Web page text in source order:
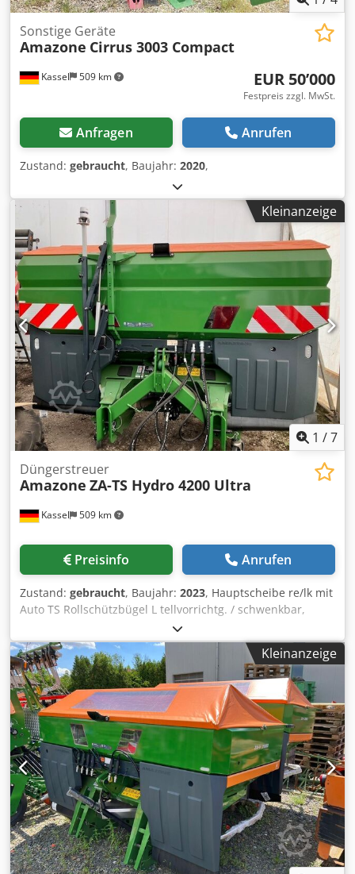
Kassel 509 km
Sonstige Geräte
Amazone Cirrus 3003 Compact
EUR 50’000
Festpreis zzgl. MwSt.
Anfragen Anrufen
Zustand: gebraucht, Baujahr: 2020,
Kleinanzeige
1 /7
Kassel 509 km
Düngerstreuer
Amazone ZA-TS Hydro 4200 Ultra
Preisinfo Anrufen
Zustand: gebraucht, Baujahr: 2023, Hauptscheibe re/lk mit
Auto TS Rollschützbügel L tellvorrichtg. / schwenkbar,
werkseitg mont. Neigungssensor f Wiegesystem elekt. /
Einleitsystemverstellg. Profis-Wiegesystem Einbauteile f ZA
Grundgeräte LED / Beleuchtung hinten Manuell Dwsdst A
Udgepfx Adkea
Kleinanzeige